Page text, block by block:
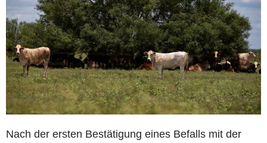
Nach der ersten Bestätigung eines Befalls mit der